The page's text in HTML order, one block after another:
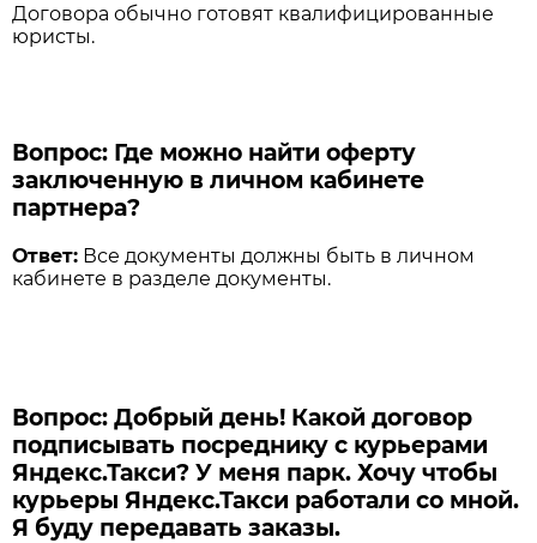
Договора обычно готовят квалифицированные
юристы.
Вопрос: Где можно найти оферту
заключенную в личном кабинете
партнера?
Ответ: Все документы должны быть в личном
кабинете в разделе документы.
Вопрос: Добрый день! Какой договор
подписывать посреднику с курьерами
Яндекс.Такси? У меня парк. Хочу чтобы
курьеры Яндекс.Такси работали со мной.
Я буду передавать заказы.